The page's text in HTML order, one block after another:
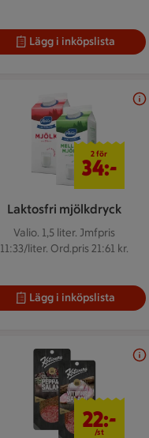
Lägg i inköpslista
Laktosfri mjölkdryck
Valio. 1,5 liter. Jmfpris
11:33/liter. Ord.pris 21:61 kr.
2 för 34 kr
2 för
34:-
Lägg i inköpslista
22 kr/st
22:-
/st